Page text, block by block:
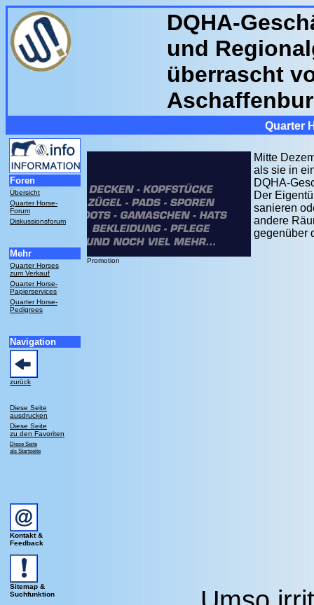
DQHA-
und
überrascht
Quarter
Foren
Übersicht
Quarter Horse-
Forum
Diskussionsforum
Mehr
Quarter Horses
zum Verkauf
Quarter Horse-
Papierservices
Quarter Horse-
Pedigrees
Navigation
zurück
Diese Seite
ausdrucken
Diese Seite
zu den Favoriten
Diese Seite
als Startseite
Kontakt &
Feedback
Sitemap &
Suchfunktion
Promotion
Mitte
als sie in
DQHA-
Der
sanieren
andere
gegenüber